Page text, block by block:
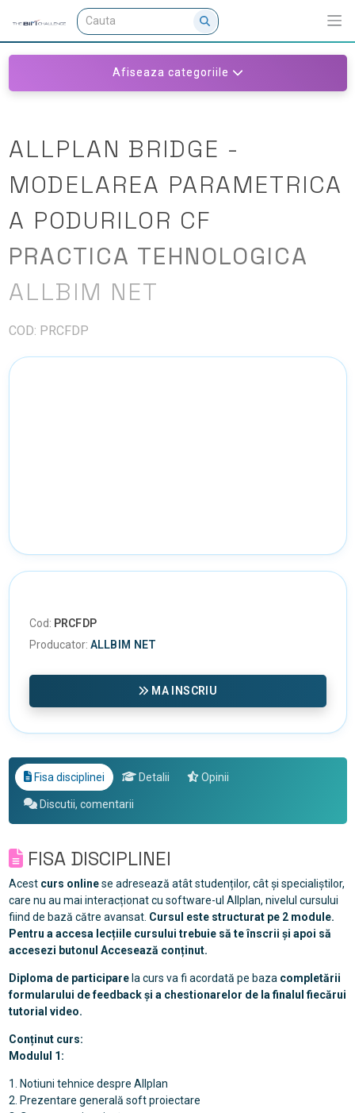
Afiseaza categoriile
ALLPLAN BRIDGE -
MODELAREA PARAMETRICA
A PODURILOR CF
PRACTICA TEHNOLOGICA
ALLBIM NET
COD: PRCFDP
Cod: PRCFDP
Producator: ALLBIM NET
MA INSCRIU
Fisa disciplinei Detalii Opinii
Discutii, comentarii
FISA DISCIPLINEI
Acest curs onlinese adresează atât studenților, cât și specialiștilor,
care nu au mai interacționat cu software-ul Allplan, nivelul cursului
fiind de bază către avansat. Cursul este structurat pe 2 module.
Pentru a accesa lecțiile cursului trebuie să te înscrii și apoi să
accesezi butonul Accesează conținut.
Diploma de participarela curs va fi acordată pe baza completării
formularului de feedback și a chestionarelor de la finalul fiecărui
tutorial video.
Conținut curs:
Modulul 1:
1. Notiuni tehnice despre Allplan
2. Prezentare generală soft proiectare